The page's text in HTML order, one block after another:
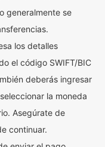
generalmente se
los detalles
el código SWIFT/BIC
deberás ingresar
la moneda
Asegúrate de
continuar.